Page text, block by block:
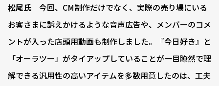
松尾氏 今回、CM制作だけでなく、実際の売り場にいる
お客さまに訴えかけるような音声広告や、メンバーのコメ
ントが入った店頭用動画も制作しました。『今日好き』と
「オーラツー」がタイアップしていることが一目瞭然で理
解できる汎用性の高いアイテムを多数用意したのは、工夫